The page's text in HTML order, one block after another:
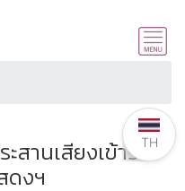
สานเสียงเข้ารับ
ดงฯ
TH